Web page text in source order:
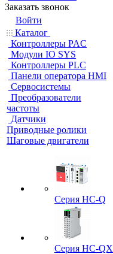
Заказать звонок
Войти
Каталог
Контроллеры PAC
Модули IO SYS
Контроллеры PLC
Панели оператора HMI
Сервосистемы
Преобразователи
частоты
Датчики
Приводные ролики
Шаговые двигатели
Серия HC-Q
Серия HC-QX